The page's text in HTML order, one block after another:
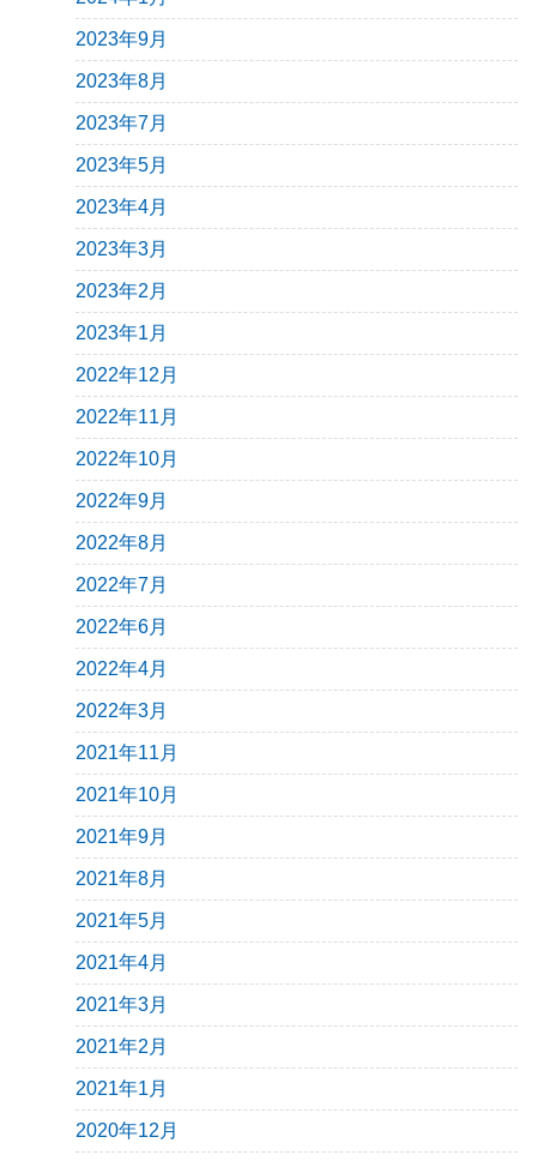
2023年9月
2023年8月
2023年7月
2023年5月
2023年4月
2023年3月
2023年2月
2023年1月
2022年12月
2022年11月
2022年10月
2022年9月
2022年8月
2022年7月
2022年6月
2022年4月
2022年3月
2021年11月
2021年10月
2021年9月
2021年8月
2021年5月
2021年4月
2021年3月
2021年2月
2021年1月
2020年12月